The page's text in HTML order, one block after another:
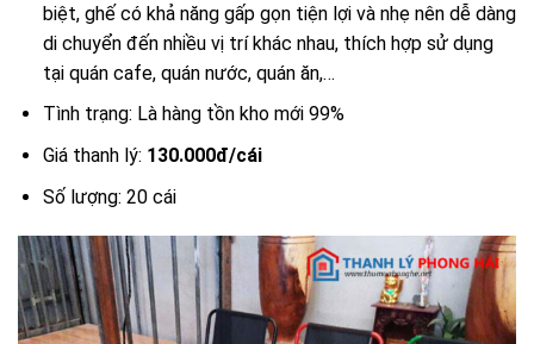
biệt, ghế có khả năng gấp gọn tiện lợi và nhẹ nên dễ dàng
di chuyển đến nhiều vị trí khác nhau, thích hợp sử dụng
tại quán cafe, quán nước, quán ăn,…
Tình trạng: Là hàng tồn kho mới 99%
Giá thanh lý: 130.000đ/cái
Số lượng: 20 cái